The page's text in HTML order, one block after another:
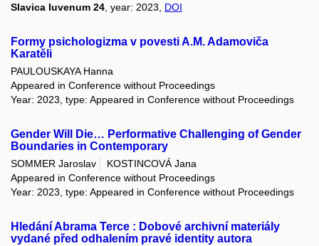
Slavica Iuvenum 24 , year: 2023, DOI
Formy psichologizma v povesti A.M. Adamoviča
Karatěli
PAULOUSKAYA Hanna
Appeared in Conference without Proceedings
Year: 2023, type: Appeared in Conference without Proceedings
Gender Will Die… Performative Challenging of Gender
Boundaries in Contemporary
SOMMER Jaroslav
KOSTINCOVÁ Jana
Appeared in Conference without Proceedings
Year: 2023, type: Appeared in Conference without Proceedings
Hledání Abrama Terce : Dobové archivní materiály
vydané před odhalením pravé identity autora